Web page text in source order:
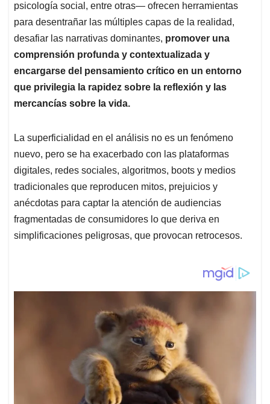
psicología social, entre otras— ofrecen herramientas
para desentrañar las múltiples capas de la realidad,
desafiar las narrativas dominantes, promover una
comprensión profunda y contextualizada y
encargarse del pensamiento crítico en un entorno
que privilegia la rapidez sobre la reflexión y las
mercancías sobre la vida.
La superficialidad en el análisis no es un fenómeno
nuevo, pero se ha exacerbado con las plataformas
digitales, redes sociales, algoritmos, boots y medios
tradicionales que reproducen mitos, prejuicios y
anécdotas para captar la atención de audiencias
fragmentadas de consumidores lo que deriva en
simplificaciones peligrosas, que provocan retrocesos.